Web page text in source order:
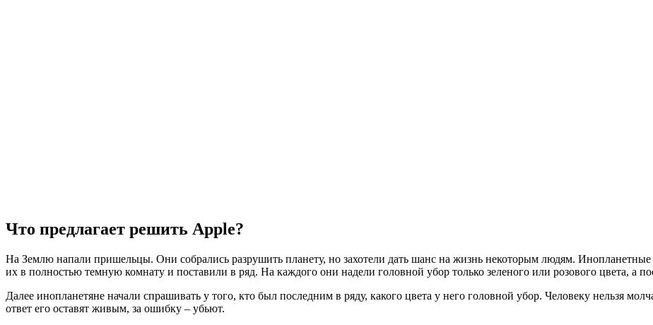
Что предлагает решить Apple?
На Землю напали пришельцы. Они собрались разрушить планету, но захотели дать шанс на жизнь некоторым людям.
их в полностью темную комнату и поставили в ряд. На каждого они надели головной убор только зеленого или розового цвета, а
Далее инопланетяне начали спрашивать у того, кто был последним в ряду, какого цвета у него головной убор. Человеку нельзя
ответ его оставят живым, за ошибку – убьют.